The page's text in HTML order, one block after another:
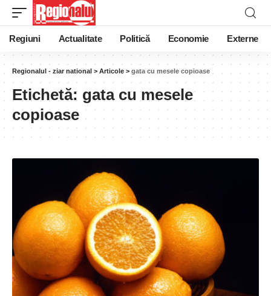
Regiuni Actualitate Politică Economie Externe
Regionalul - ziar national > Articole > gata cu mesele copioase
Etichetă: gata cu mesele
copioase